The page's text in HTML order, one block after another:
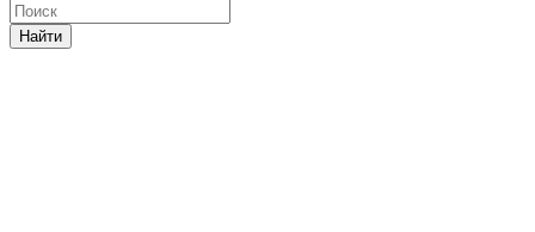
Найти